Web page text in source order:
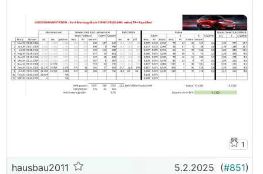
1
hausbau2011 5.2.2025 (#851)